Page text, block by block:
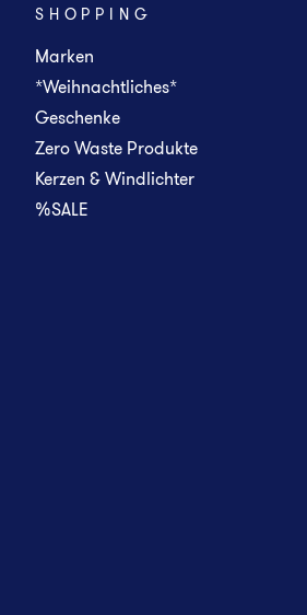
SHOPPING
Marken
*Weihnachtliches*
Geschenke
Zero Waste Produkte
Kerzen & Windlichter
%SALE